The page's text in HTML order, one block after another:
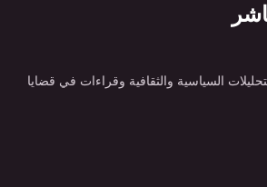
السياسية والثقافية وقراءات في قضايا